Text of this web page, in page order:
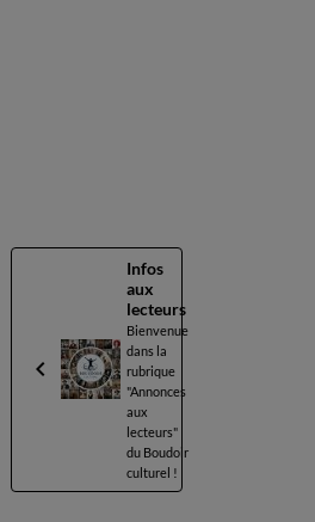
Infos
aux
lecteurs
Bienvenue
dans la
rubrique
"Annonces
aux
lecteurs"
du Boudoir
culturel !